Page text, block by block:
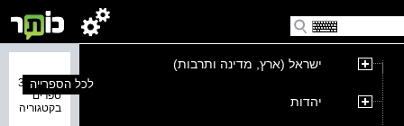
ישראל (ארץ, מדינה ותרבות)
יהדות
נמצאו 37
ספרים
בקטגוריה
לכל הספרייה